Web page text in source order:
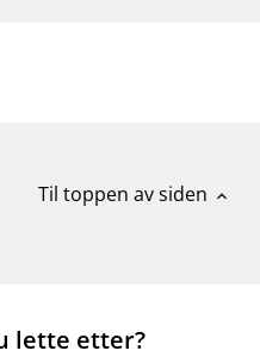
Til toppen av siden expand_less
lette etter?